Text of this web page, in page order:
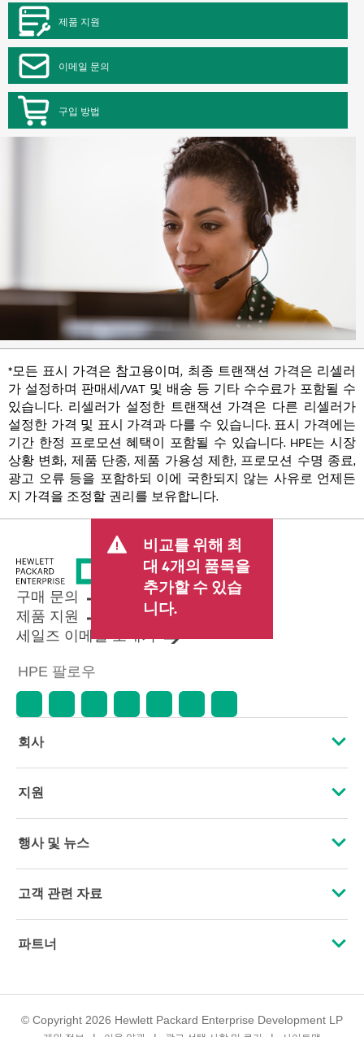
제품 지원
이메일 문의
구입 방법
*모든 표시 가격은 참고용이며, 최종 트랜잭션 가격은 리셀러
가 설정하며 판매세/VAT 및 배송 등 기타 수수료가 포함될 수
있습니다. 리셀러가 설정한 트랜잭션 가격은 다른 리셀러가
설정한 가격 및 표시 가격과 다를 수 있습니다. 표시 가격에는
기간 한정 프로모션 혜택이 포함될 수 있습니다. HPE는 시장
상황 변화, 제품 단종, 제품 가용성 제한, 프로모션 수명 종료,
광고 오류 등을 포함하되 이에 국한되지 않는 사유로 언제든
지 가격을 조정할 권리를 보유합니다.
비교를 위해 최
대 4개의 품목을
추가할 수 있습
니다.
구매 문의
제품 지원
세일즈 이메일 보내기
HPE 팔로우
회사
HPE 소개
기업의 책임
HPE Labs
투자 정보
지원
운영 지원 서비스
소프트웨어 및 드라이버
보증 확인
행사 및 뉴스
행사
고객 관련 자료
문의하기
이메일 등록
파트너
파트너 찾기
© Copyright 2026 Hewlett Packard Enterprise Development LP